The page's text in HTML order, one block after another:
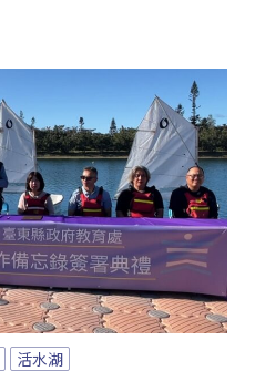
活水湖